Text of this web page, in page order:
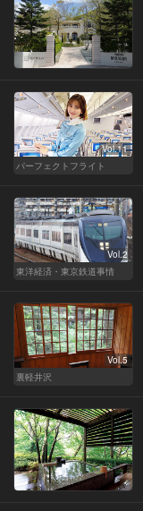
Vol.11
パーフェクトフライト
Vol.2
東洋経済・東京鉄道事情
Vol.5
裏軽井沢